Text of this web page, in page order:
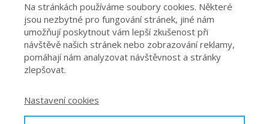
Obecné informace
Naše centra
Kontakty
Na stránkách používáme soubory cookies. Některé
jsou nezbytné pro fungování stránek, jiné nám
umožňují poskytnout vám lepší zkušenost při
návštěvě našich stránek nebo zobrazování reklamy,
pomáhají nám analyzovat návštěvnost a stránky
zlepšovat.
Nastavení cookies